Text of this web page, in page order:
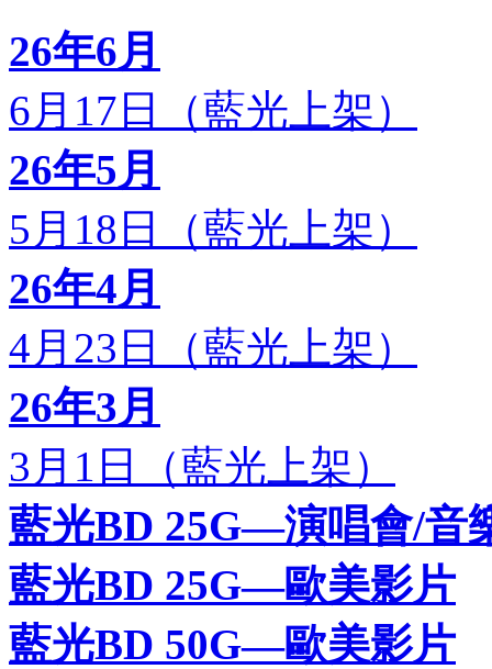
26年6月
6月17日（藍光上架）
26年5月
5月18日（藍光上架）
26年4月
4月23日（藍光上架）
26年3月
3月1日（藍光上架）
藍光BD 25G—演唱會/音
藍光BD 25G—歐美影片
藍光BD 50G—歐美影片